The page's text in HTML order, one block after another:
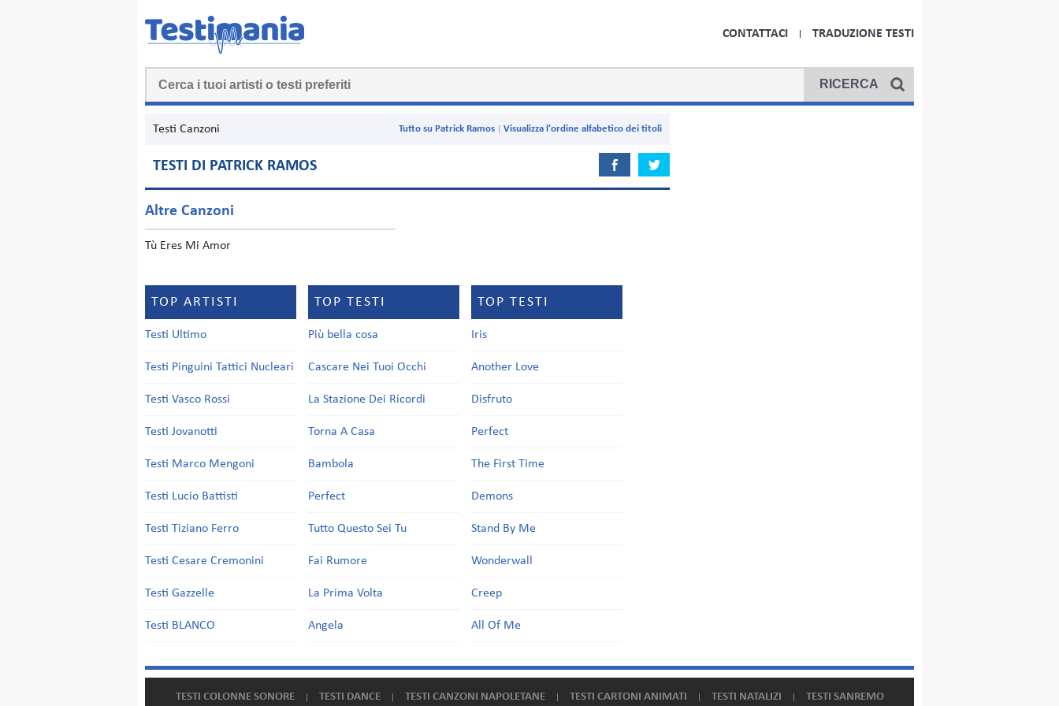
CONTATTACI TRADUZIONE TESTI
Testi Canzoni Visualizza l'ordine alfabetico dei titoli
Tutto su Patrick Ramos
TESTI DI PATRICK RAMOS
Altre Canzoni
Tù Eres Mi Amor
TOP ARTISTI
Testi Ultimo
Testi Pinguini Tattici Nucleari
Testi Vasco Rossi
Testi Jovanotti
Testi Marco Mengoni
Testi Lucio Battisti
Testi Tiziano Ferro
Testi Cesare Cremonini
Testi Gazzelle
Testi BLANCO
TOP TESTI
Più bella cosa
Cascare Nei Tuoi Occhi
La Stazione Dei Ricordi
Torna A Casa
Bambola
Perfect
Tutto Questo Sei Tu
Fai Rumore
La Prima Volta
Angela
TOP TESTI
Iris
Another Love
Disfruto
Perfect
The First Time
Demons
Stand By Me
Wonderwall
Creep
All Of Me
TESTI COLONNE SONORE TESTI DANCE TESTI CANZONI NAPOLETANE TESTI CARTONI ANIMATI TESTI NATALIZI TESTI SANREMO